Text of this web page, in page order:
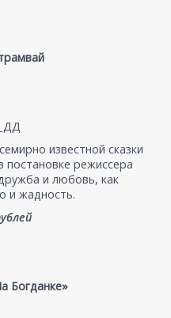
ДД
известной сказки
режиссера
и любовь, как
и жадность.
Богданке»